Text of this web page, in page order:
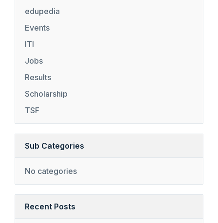
edupedia
Events
ITI
Jobs
Results
Scholarship
TSF
Sub Categories
No categories
Recent Posts